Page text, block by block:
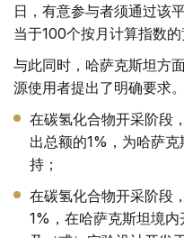
日，有意参与者须通过该
当于100个按月计算指数的
与此同时，哈萨克斯坦方
源使用者提出了明确要求
在碳氢化合物开采阶段
出总额的1%，为哈萨
持；
在碳氢化合物开采阶段
1%，在哈萨克斯坦境